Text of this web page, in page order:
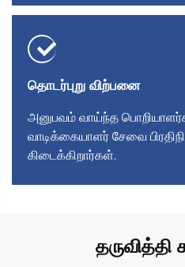
தொடர்புறு விற்பனை
அனுபவம் வாய்ந்த
வாடிக்கையாளர் சேவை
கிடைக்கிறார்கள்.
தருவித்தி